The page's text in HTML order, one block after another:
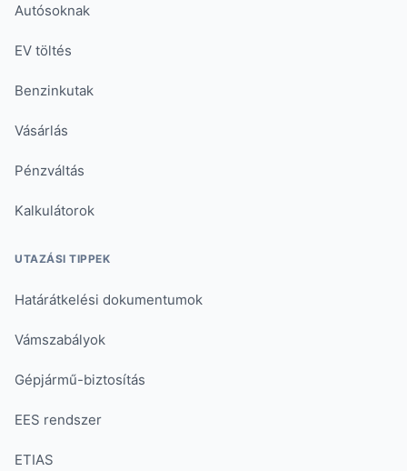
Autósoknak
EV töltés
Benzinkutak
Vásárlás
Pénzváltás
Kalkulátorok
UTAZÁSI TIPPEK
Határátkelési dokumentumok
Vámszabályok
Gépjármű-biztosítás
EES rendszer
ETIAS